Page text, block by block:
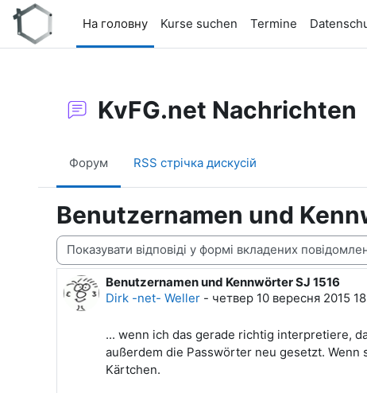
Перейти до головного вмісту
На головну
Kurse suchen Termine
KvFG.net Nachrichten
Форум RSS стрічка дискусій
Benutzernamen und
Тип показу
Benutzernamen und Kennwörter SJ 1516
Dirk -net- Weller - четвер 10 вересня 2015
Кількість відповідей: 0
... wenn ich das gerade richtig interpretiere,
außerdem die Passwörter neu gesetzt.
Kärtchen.